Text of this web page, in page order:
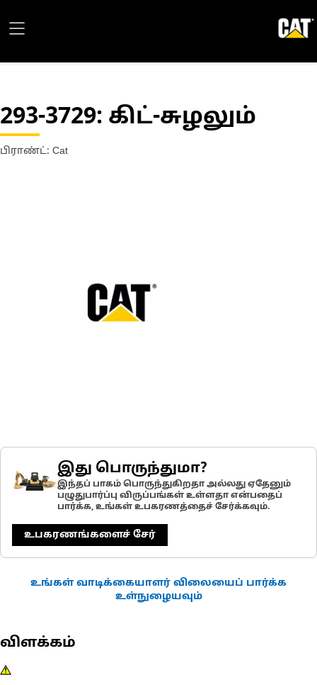
293-3729: கிட்-சுழலும்
பிராண்ட்: Cat
இது பொருந்துமா?
இந்தப் பாகம் பொருந்துகிறதா அல்லது ஏதேனும்
பழுதுபார்ப்பு விருப்பங்கள் உள்ளதா என்பதைப்
பார்க்க, உங்கள் உபகரணத்தைச் சேர்க்கவும்.
உபகரணங்களைச் சேர்
உங்கள் வாடிக்கையாளர் விலையைப் பார்க்க
உள்நுழையவும்
விளக்கம்